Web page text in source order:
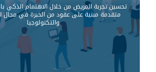
تحسين تجربة المريض من خلال الاهتمام الذكي
متقدمة مبنية على عقود من الخبرة في مجال
والتكنولوجيا